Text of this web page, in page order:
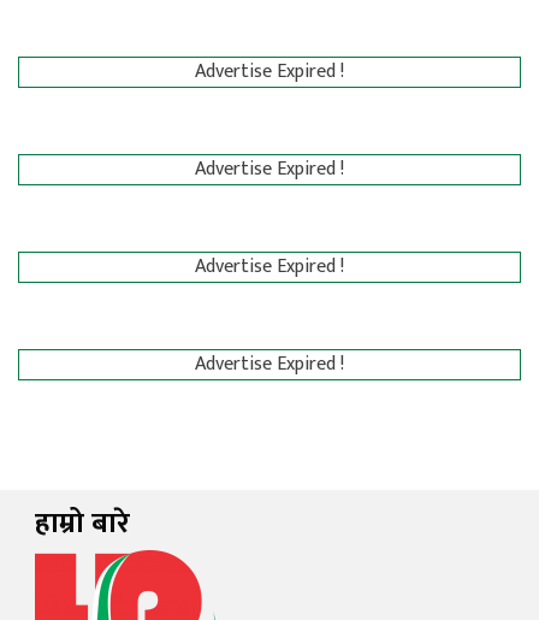
Advertise Expired !
Advertise Expired !
Advertise Expired !
Advertise Expired !
हाम्रो बारे